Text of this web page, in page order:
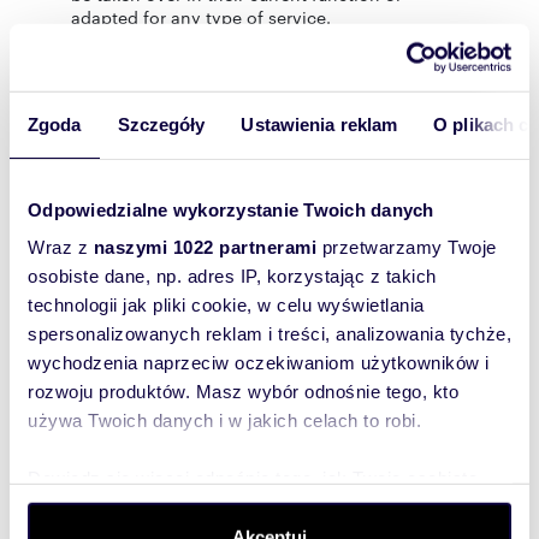
Zgoda Szczegóły Ustawienia reklam O plikach
Odpowiedzialne wykorzystanie Twoich danych
Wraz z naszymi 1022 partnerami przetwarzamy Twoje
osobiste dane, np. adres IP, korzystając z takich
technologii jak pliki cookie, w celu wyświetlania
spersonalizowanych reklam i treści, analizowania tychże,
wychodzenia naprzeciw oczekiwaniom użytkowników i
rozwoju produktów. Masz wybór odnośnie tego, kto
używa Twoich danych i w jakich celach to robi.
dane są przetwarzane oraz ustaw własne preferencje w
adapted for any type of service.
LOCATION:
The property is located at the intersection of
Biskupia and Krowoderska Streets, in an
few minutes' walk from the Main Market Square.
Excellent exposure, constant foot traffic, and
proximity to residential and office buildings
provide very good conditions for doing
business.
ADDITIONAL INFORMATION:
* Other residential and commercial premises
are also available in the same building.
I invite you to the presentation!